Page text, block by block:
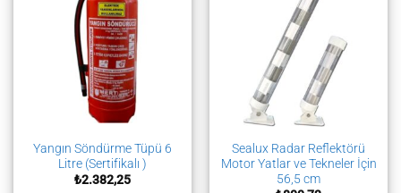
Yangın Söndürme Tüpü 6
Litre (Sertifikalı )
₺2.382,25
Sealux Radar Reflektörü
Motor Yatlar ve Tekneler İçin
56,5 cm